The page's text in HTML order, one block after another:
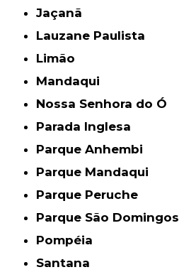
Jaçanã
Lauzane Paulista
Limão
Mandaqui
Nossa Senhora do Ó
Parada Inglesa
Parque Anhembi
Parque Mandaqui
Parque Peruche
Parque São Domingos
Pompéia
Santana